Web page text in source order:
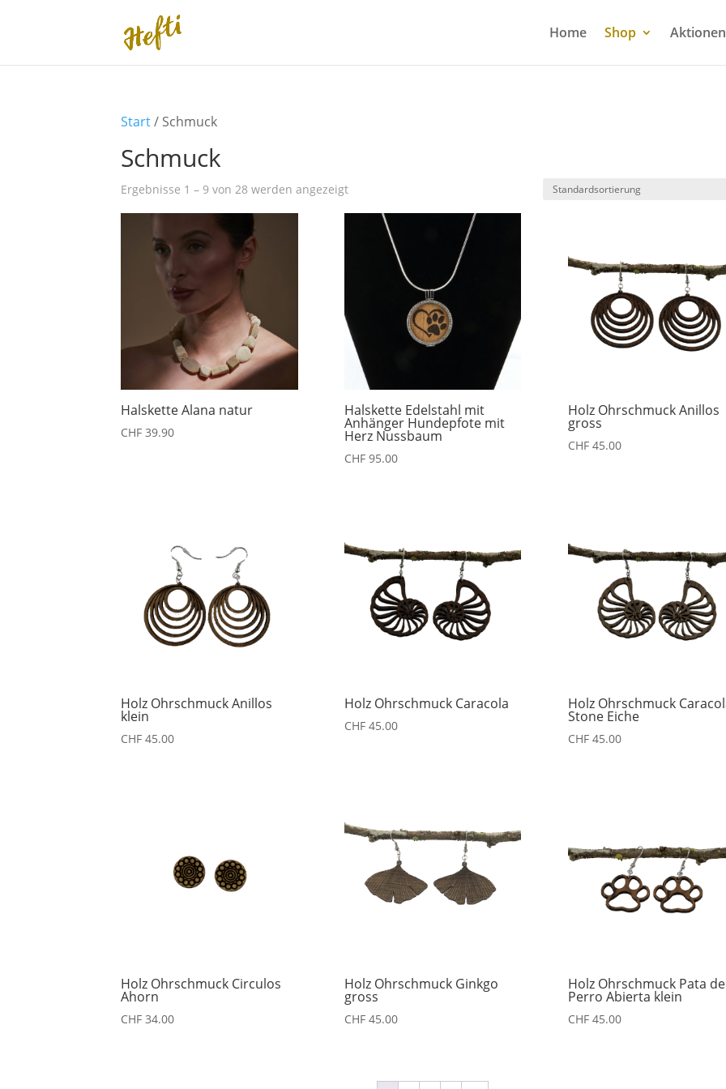
Home Shop Aktionen
Start/ Schmuck
Schmuck
Ergebnisse 1 – 9 von 28 werden angezeigt
Halskette Alana natur
CHF 39.90
Halskette Edelstahl mit
Anhänger Hundepfote mit
Herz Nussbaum
CHF 95.00
Holz Ohrschmuck Anillos
gross
CHF45.00
Holz Ohrschmuck Anillos
klein
CHF 45.00
Holz Ohrschmuck Caracola
CHF 45.00
Holz Ohrschmuck
Stone Eiche
CHF45.00
Holz Ohrschmuck Circulos
Ahorn
CHF 34.00
Holz Ohrschmuck Ginkgo
gross
CHF 45.00
Holz Ohrschmuck Pata de
Perro Abierta klein
CHF45.00